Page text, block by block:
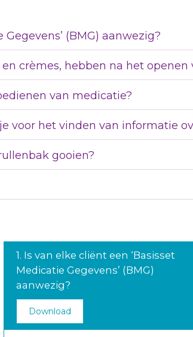
(BMG) aanwezig?
crèmes, hebben na het
van medicatie?
voor het vinden van informatie
gooien?
1. Is van elke cliënt een ‘Basisset
Medicatie Gegevens’ (BMG)
aanwezig?
Download